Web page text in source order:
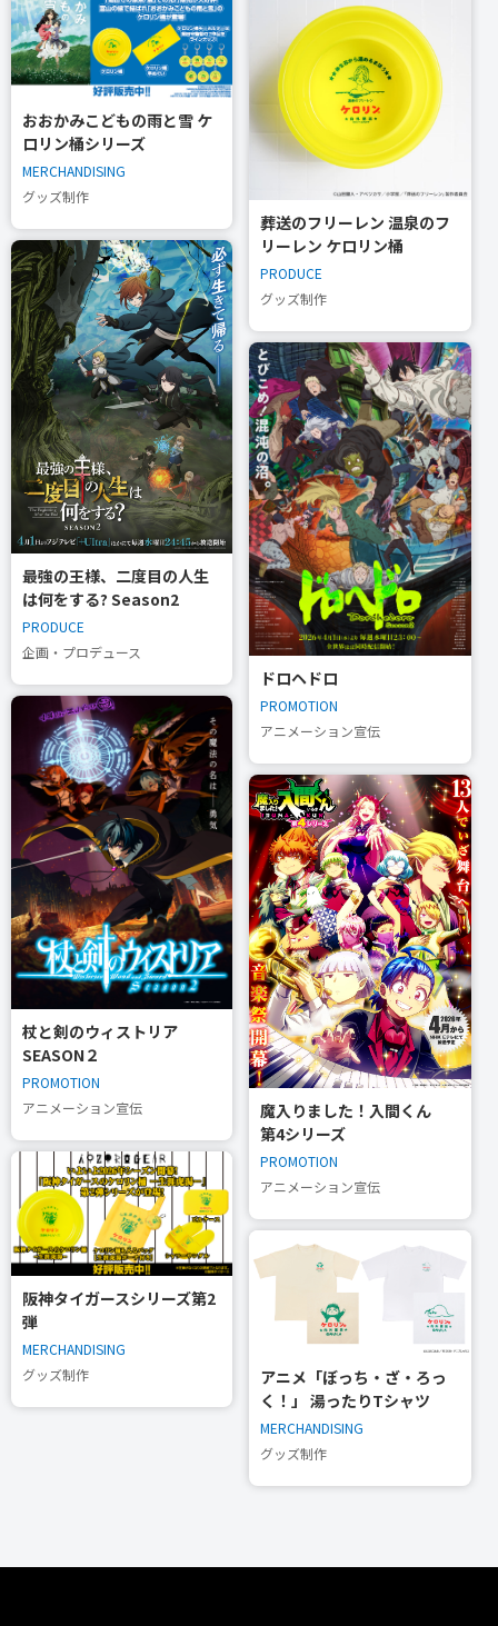
おおかみこどもの雨と雪 ケ
ロリン桶シリーズ
MERCHANDISING
グッズ制作
葬送のフリーレン 温泉のフ
リーレン ケロリン桶
PRODUCE
グッズ制作
最強の王様、二度目の人生
は何をする? Season2
PRODUCE
企画・プロデュース
ドロヘドロ
PROMOTION
アニメーション宣伝
杖と剣のウィストリア
SEASON２
PROMOTION
アニメーション宣伝
魔入りました！入間くん
第4シリーズ
PROMOTION
アニメーション宣伝
阪神タイガースシリーズ第2
弾
MERCHANDISING
グッズ制作
アニメ「ぼっち・ざ・ろっ
く！」 湯ったりTシャツ
MERCHANDISING
グッズ制作